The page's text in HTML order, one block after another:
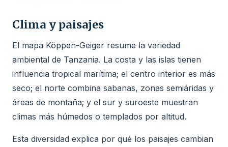
Clima y paisajes
El mapa Köppen-Geiger resume la variedad
ambiental de Tanzania. La costa y las islas tienen
influencia tropical marítima; el centro interior es más
seco; el norte combina sabanas, zonas semiáridas y
áreas de montaña; y el sur y suroeste muestran
climas más húmedos o templados por altitud.
Esta diversidad explica por qué los paisajes cambian